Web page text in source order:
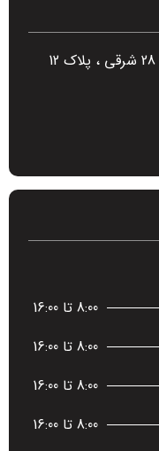
8:00 تا 16:00
8:00 تا 16:00
8:00 تا 16:00
8:00 تا 16:00